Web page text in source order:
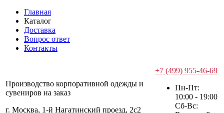
Главная
Каталог
Доставка
Вопрос ответ
Контакты
Производство корпоративной одежды и
сувениров на заказ
г. Москва, 1-й Нагатинский проезд, 2с2
+7 (499) 955-46-69
Пн-Пт:
10:00 - 19:00
Сб-Вс: